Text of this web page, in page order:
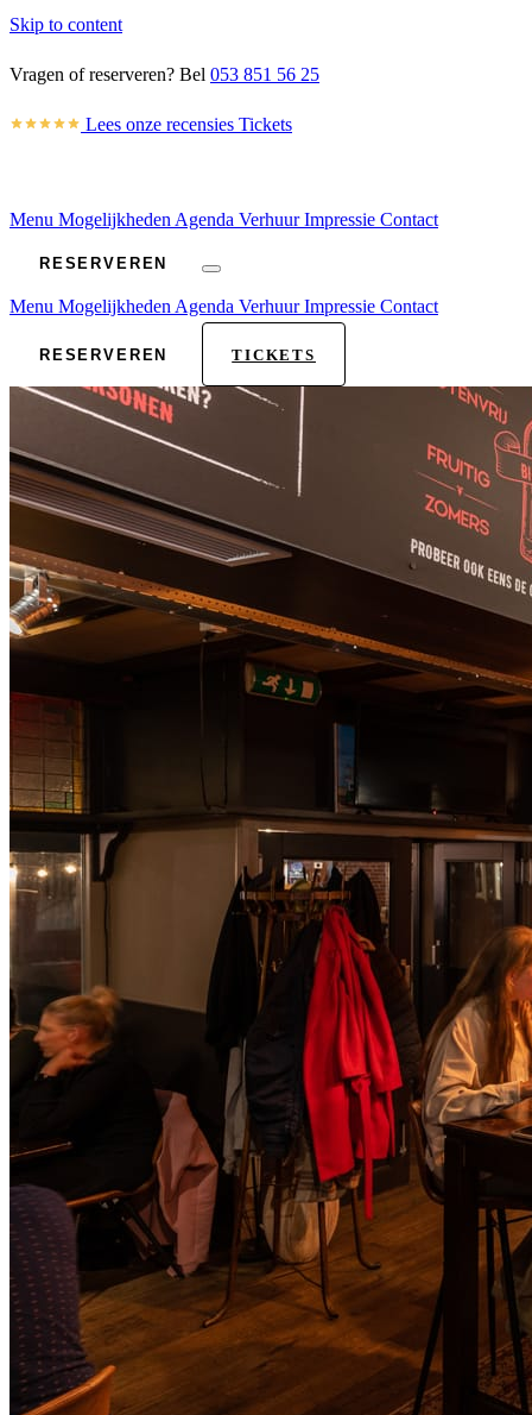
Skip to content
Vragen of reserveren? Bel 053 851 56 25
Lees onze recensies Tickets
Menu Mogelijkheden Agenda VerhuurImpressie Contact
RESERVEREN
Menu Mogelijkheden Agenda VerhuurImpressie Contact
RESERVEREN TICKETS